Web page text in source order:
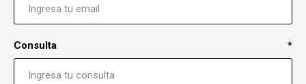
Consulta *